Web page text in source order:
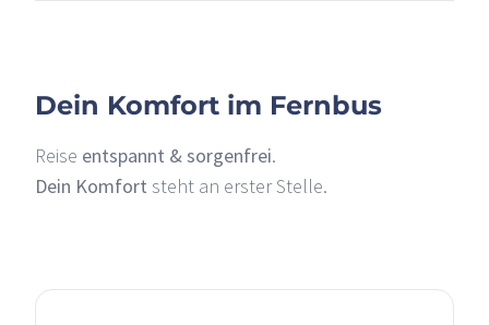
Dein Komfort im Fernbus
Reise entspannt & sorgenfrei.
Dein Komfort steht an erster Stelle.